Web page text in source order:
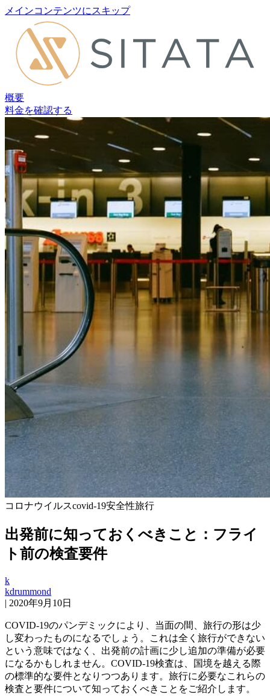
メインコンテンツにスキップ
概要
料金を確認する
コロナウイルスcovid-19安全性旅行
出発前に知っておくべきこと：フライ
ト前の検査要件
k
kdrummond
| 2020年9月10日
COVID-19のパンデミックにより、当面の間、旅行の形は少
し変わったものになるでしょう。これは全く旅行ができない
という意味ではなく、出発前の計画に少し追加の準備が必要
になるかもしれません。COVID-19検査は、国境を越える際
の標準的な要件となりつつあります。旅行に必要なこれらの
検査と要件について知っておくべきことをご紹介します。